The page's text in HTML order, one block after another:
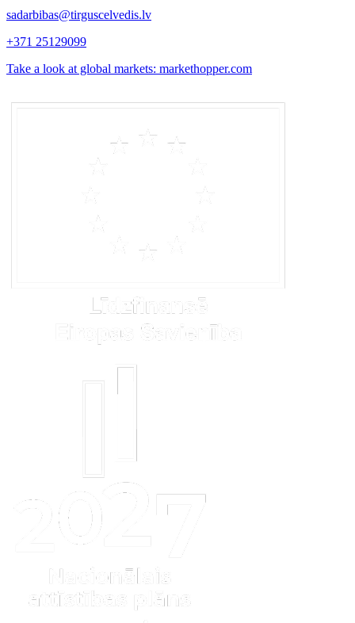
sadarbibas@tirguscelvedis.lv
+371 25129099
Take a look at global markets: markethopper.com